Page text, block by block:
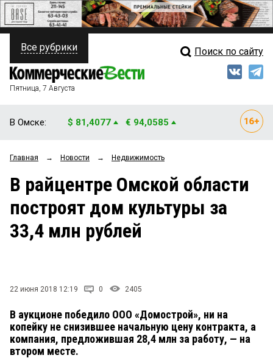
ПОЛИТИКА
ФИНАНСЫ
ОБЩЕСТВО
ЗАКОН
НОВОСТИ КОМПАНИЙ
Свежий выпуск
Мнения
Рейтинги
Блоги
Все рубрики Поиск по сайту
Пятница, 7 Августа
В Омске: $ 81,4077 € 94,0585
Главная → Новости → Недвижимость
В райцентре Омской области
построят дом культуры за
33,4 млн рублей
22 июня 2018 12:19 0 2405
В аукционе победило ООО «Домострой», ни на
копейку не снизившее начальную цену контракта, а
компания, предложившая 28,4 млн за работу, — на
втором месте.